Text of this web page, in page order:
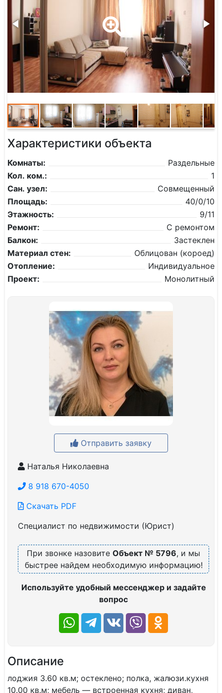
Характеристики объекта
Комнаты:
Раздельные
Кол. ком.:
1
Сан. узел:
Совмещенный
Площадь:
40/0/10
Этажность:
9/11
Ремонт:
С ремонтом
Балкон:
Застеклен
Материал стен:
Облицован (короед)
Отопление:
Индивидуальное
Проект:
Монолитный
Отправить заявку
Наталья Николаевна
8 918 670-4050
Скачать PDF
Специалист по недвижимости (Юрист)
При звонке назовите Объект № 5796, и мы
быстрее найдем необходимую информацию!
Используйте удобный мессенджер и задайте
вопрос
Описание
лоджия 3.60 кв.м; остеклено; полка, жалюзи.кухня
10.00 кв.м; мебель — встроенная кухня; диван,